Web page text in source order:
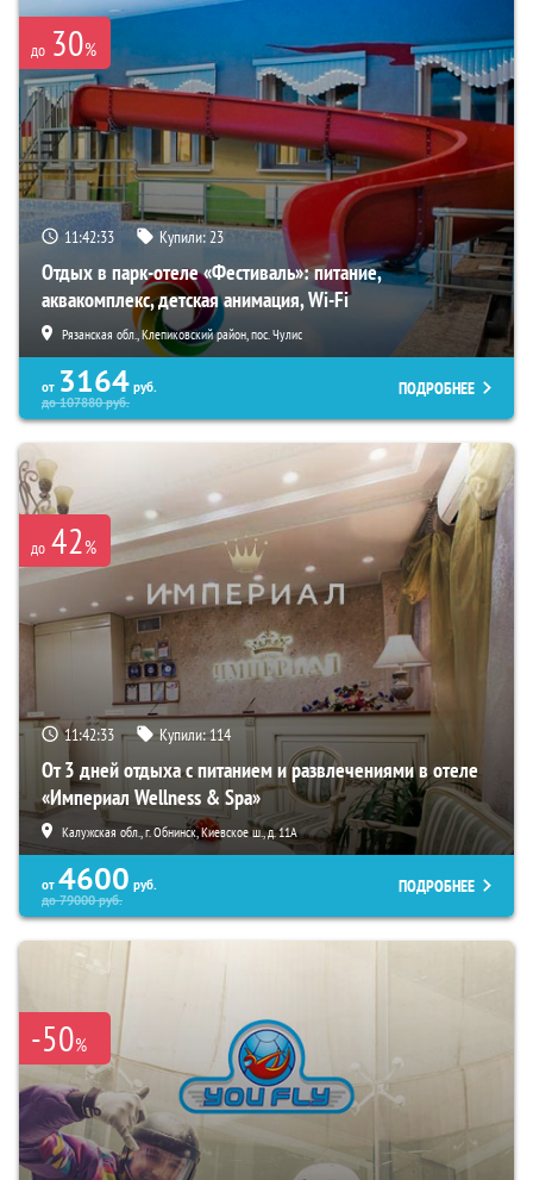
до 30%
11:42:32 Купили:23
Отдых в парк-отеле «Фестиваль»: питание,
аквакомплекс, детская анимация, Wi-Fi
Рязанская обл., Клепиковский район, пос. Чулис
от 3164 руб.
до107880руб.
ПОДРОБНЕЕ
до 42%
11:42:32 Купили:114
От 3 дней отдыха с питанием и развлечениями в отеле
«Империал Wellness & Spa»
Калужская обл., г. Обнинск, Киевское ш., д. 11А
от 4600 руб.
до79000руб.
ПОДРОБНЕЕ
-50%